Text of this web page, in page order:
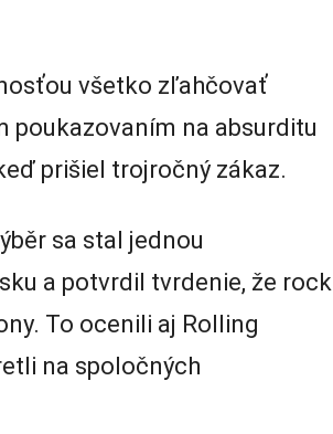
všetko zľahčovať
poukazovaním na absurditu
prišiel trojročný zákaz.
sa stal jednou
a potvrdil tvrdenie, že rock
To ocenili aj Rolling
na spoločných